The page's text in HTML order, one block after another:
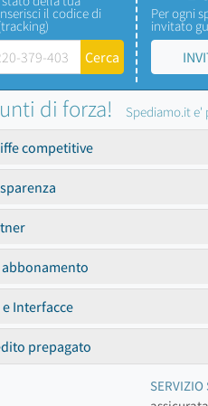
il codice di Per ogni
invitato
di forza! Spediamo.it e'
competitive
abbonamento
e Interfacce
prepagato
SERVIZIO